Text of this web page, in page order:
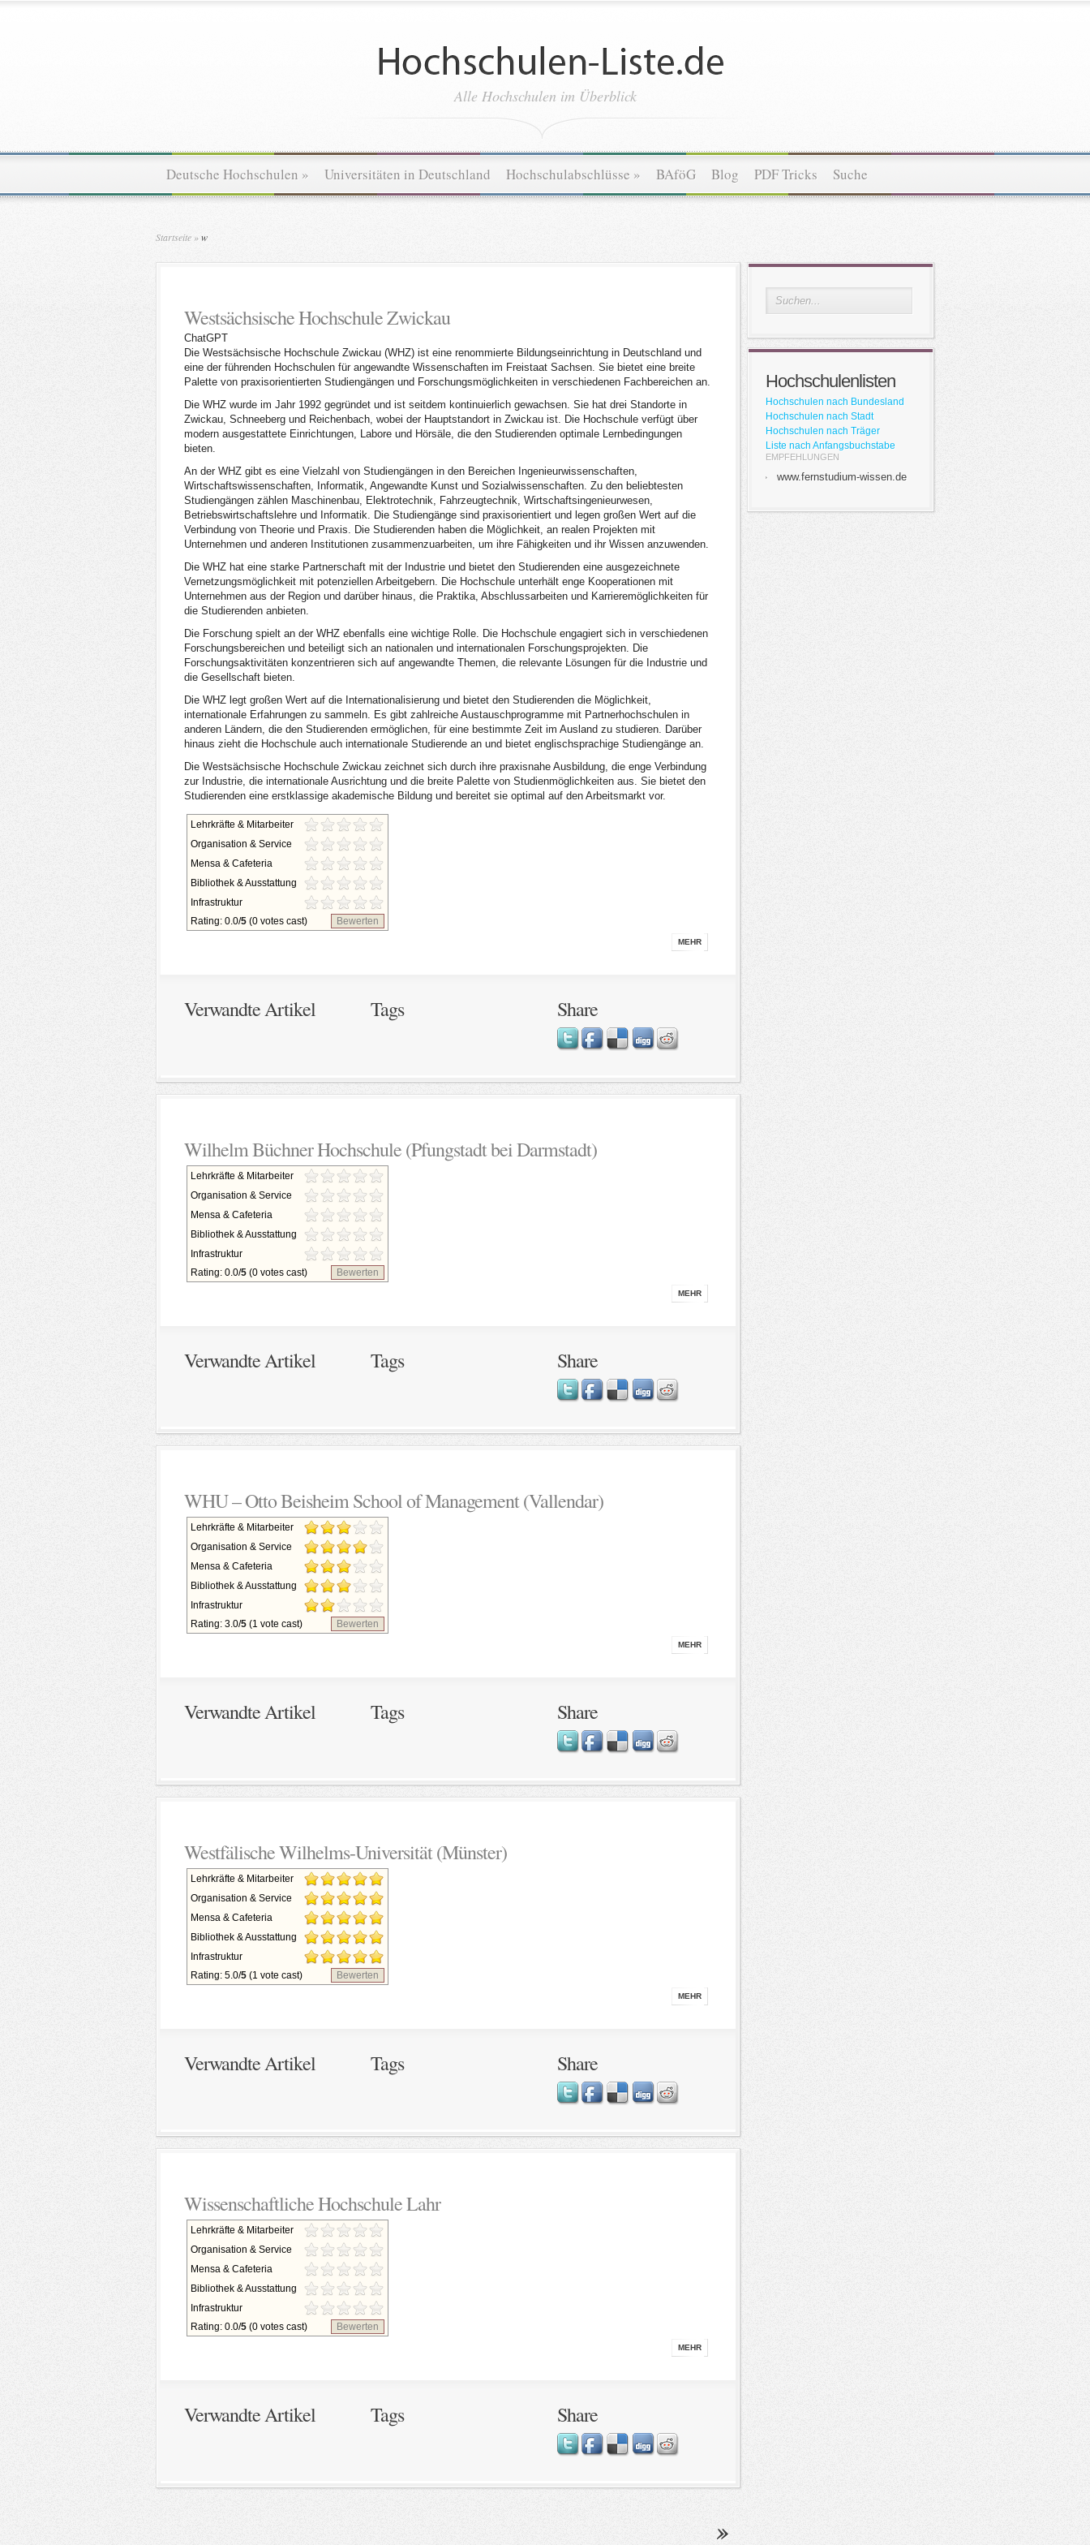
Alle Hochschulen im Überblick
Deutsche Hochschulen » Universitäten in Deutschland Hochschulabschlüsse » BAföG Blog PDF Tricks Suche
Startseite »w
Westsächsische Hochschule Zwickau
ChatGPT
Die Westsächsische Hochschule Zwickau (WHZ) ist eine renommierte Bildungseinrichtung in Deutschland und
eine der führenden Hochschulen für angewandte Wissenschaften im Freistaat Sachsen. Sie bietet eine breite
Palette von praxisorientierten Studiengängen und Forschungsmöglichkeiten in verschiedenen Fachbereichen an.
Die WHZ wurde im Jahr 1992 gegründet und ist seitdem kontinuierlich gewachsen. Sie hat drei Standorte in
Zwickau, Schneeberg und Reichenbach, wobei der Hauptstandort in Zwickau ist. Die Hochschule verfügt über
modern ausgestattete Einrichtungen, Labore und Hörsäle, die den Studierenden optimale Lernbedingungen
bieten.
An der WHZ gibt es eine Vielzahl von Studiengängen in den Bereichen Ingenieurwissenschaften,
Wirtschaftswissenschaften, Informatik, Angewandte Kunst und Sozialwissenschaften. Zu den beliebtesten
Studiengängen zählen Maschinenbau, Elektrotechnik, Fahrzeugtechnik, Wirtschaftsingenieurwesen,
Betriebswirtschaftslehre und Informatik. Die Studiengänge sind praxisorientiert und legen großen Wert auf die
Verbindung von Theorie und Praxis. Die Studierenden haben die Möglichkeit, an realen Projekten mit
Unternehmen und anderen Institutionen zusammenzuarbeiten, um ihre Fähigkeiten und ihr Wissen anzuwenden.
Die WHZ hat eine starke Partnerschaft mit der Industrie und bietet den Studierenden eine ausgezeichnete
Vernetzungsmöglichkeit mit potenziellen Arbeitgebern. Die Hochschule unterhält enge Kooperationen mit
Unternehmen aus der Region und darüber hinaus, die Praktika, Abschlussarbeiten und Karrieremöglichkeiten für
die Studierenden anbieten.
Die Forschung spielt an der WHZ ebenfalls eine wichtige Rolle. Die Hochschule engagiert sich in verschiedenen
Forschungsbereichen und beteiligt sich an nationalen und internationalen Forschungsprojekten. Die
Forschungsaktivitäten konzentrieren sich auf angewandte Themen, die relevante Lösungen für die Industrie und
die Gesellschaft bieten.
Die WHZ legt großen Wert auf die Internationalisierung und bietet den Studierenden die Möglichkeit,
internationale Erfahrungen zu sammeln. Es gibt zahlreiche Austauschprogramme mit Partnerhochschulen in
anderen Ländern, die den Studierenden ermöglichen, für eine bestimmte Zeit im Ausland zu studieren. Darüber
hinaus zieht die Hochschule auch internationale Studierende an und bietet englischsprachige Studiengänge an.
Die Westsächsische Hochschule Zwickau zeichnet sich durch ihre praxisnahe Ausbildung, die enge Verbindung
zur Industrie, die internationale Ausrichtung und die breite Palette von Studienmöglichkeiten aus. Sie bietet den
Studierenden eine erstklassige akademische Bildung und bereitet sie optimal auf den Arbeitsmarkt vor.
Lehrkräfte & Mitarbeiter
Organisation & Service
Mensa & Cafeteria
Bibliothek & Ausstattung
Infrastruktur
Rating: 0.0/5 (0 votes cast) Bewerten
MEHR
Verwandte Artikel Tags Share
Wilhelm Büchner Hochschule (Pfungstadt bei Darmstadt)
Lehrkräfte & Mitarbeiter
Organisation & Service
Mensa & Cafeteria
Bibliothek & Ausstattung
Infrastruktur
Rating: 0.0/5 (0 votes cast) Bewerten
MEHR
Verwandte Artikel Tags Share
WHU – Otto Beisheim School of Management (Vallendar)
Lehrkräfte & Mitarbeiter
Organisation & Service
Mensa & Cafeteria
Bibliothek & Ausstattung
Infrastruktur
Rating: 3.0/5 (1 vote cast) Bewerten
MEHR
Verwandte Artikel Tags Share
Westfälische Wilhelms-Universität (Münster)
Lehrkräfte & Mitarbeiter
Organisation & Service
Mensa & Cafeteria
Bibliothek & Ausstattung
Infrastruktur
Rating: 5.0/5 (1 vote cast) Bewerten
MEHR
Verwandte Artikel Tags Share
Wissenschaftliche Hochschule Lahr
Lehrkräfte & Mitarbeiter
Organisation & Service
Mensa & Cafeteria
Bibliothek & Ausstattung
Infrastruktur
Rating: 0.0/5 (0 votes cast) Bewerten
MEHR
Verwandte Artikel Tags Share
Hochschulenlisten
Hochschulen nach Bundesland
Hochschulen nach Stadt
Hochschulen nach Träger
Liste nach Anfangsbuchstabe
EMPFEHLUNGEN
www.fernstudium-wissen.de